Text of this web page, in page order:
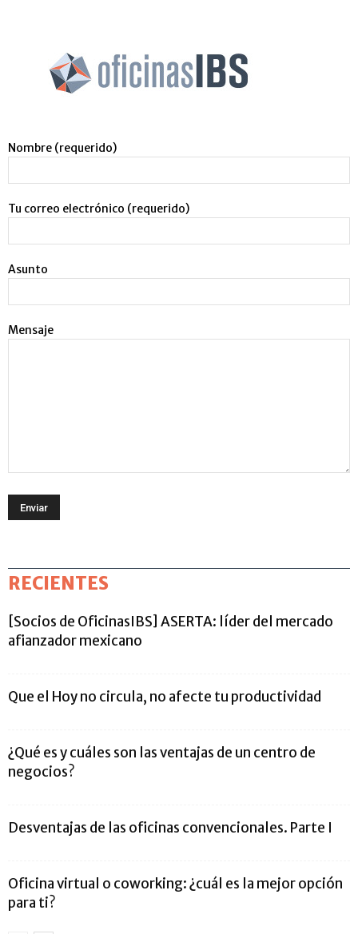
Nombre (requerido)
Tu correo electrónico (requerido)
Asunto
Mensaje
RECIENTES
[Socios de OficinasIBS] ASERTA: líder del mercado
afianzador mexicano
Que el Hoy no circula, no afecte tu productividad
¿Qué es y cuáles son las ventajas de un centro de
negocios?
Desventajas de las oficinas convencionales. Parte I
Oficina virtual o coworking: ¿cuál es la mejor opción
para ti?